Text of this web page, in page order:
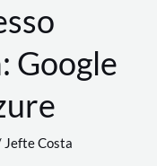
Google
Jefte Costa